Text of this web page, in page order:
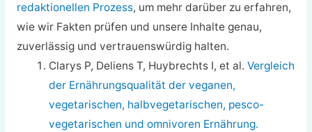
redaktionellen Prozess, um mehr darüber zu erfahren,
wie wir Fakten prüfen und unsere Inhalte genau,
zuverlässig und vertrauenswürdig halten.
Clarys P, Deliens T, Huybrechts I, et al.Vergleich
der Ernährungsqualität der veganen,
vegetarischen, halbvegetarischen, pesco-
vegetarischen und omnivoren Ernährung.